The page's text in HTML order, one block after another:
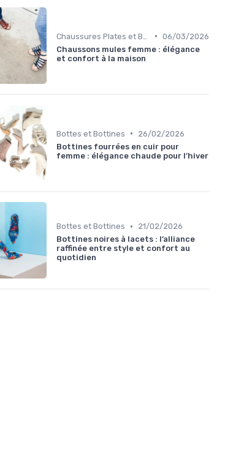
• 06/03/2026
Chaussons mules femme : élégance
et confort à la maison
Bottes et Bottines •
26/02/2026
Bottines fourrées en cuir pour
femme : élégance chaude pour l’hiver
Bottes et Bottines •
21/02/2026
Bottines noires à lacets : l’alliance
raffinée entre style et confort au
quotidien